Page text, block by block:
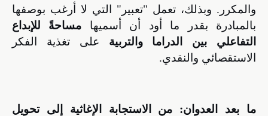
والمكرر. وبذلك، تعمل "تعبير" التي لا أرغب بوصفها
بالمبادرة بقدر ما أود أن أسميها مساحةً للإبداع
التفاعلي بين الدراما والتربية على تغذية الفكر
الاستقصائي والنقدي.
ما بعد العدوان: من الاستجابة الإغاثية إلى تحويل